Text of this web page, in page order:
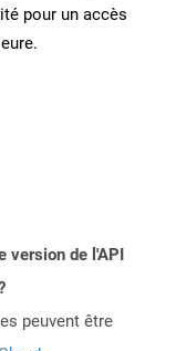
pour un accès
version de l'API
peuvent être